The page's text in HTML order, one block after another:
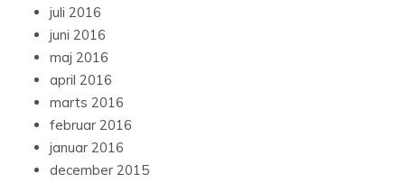
juli 2016
juni 2016
maj 2016
april 2016
marts 2016
februar 2016
januar 2016
december 2015